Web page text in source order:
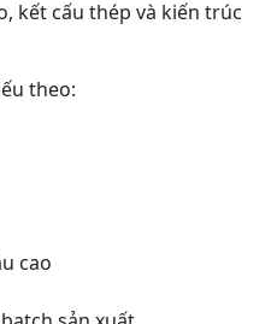
kết cấu thép và kiến trúc
theo:
cao